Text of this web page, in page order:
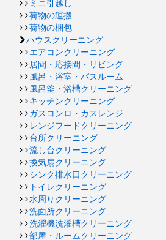
ミニ引越し
荷物の運搬
荷物の梱包
ハウスクリーニング
エアコンクリーニング
居間・応接間・リビング
風呂・浴室・バスルーム
風呂釜・浴槽クリーニング
キッチンクリーニング
ガスコンロ・カスレンジ
レンジフードクリーニング
台所クリーニング
流し台クリーニング
換気扇クリーニング
シンク排水口クリーニング
トイレクリーニング
水周りクリーニング
洗面所クリーニング
洗濯機洗濯槽クリーニング
部屋・ルームクリーニング